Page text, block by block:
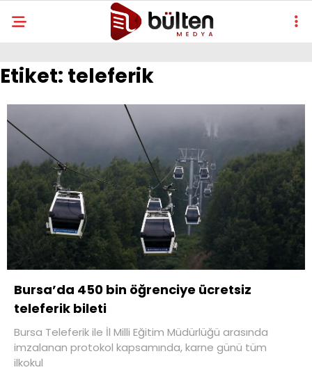
Etiket: teleferik
Bursa’da 450 bin öğrenciye ücretsiz
teleferik bileti
Bursa Teleferik ile İl Milli Eğitim Müdürlüğü arasında
imzalanan protokol kapsamında, karne günü tüm
ilkokul